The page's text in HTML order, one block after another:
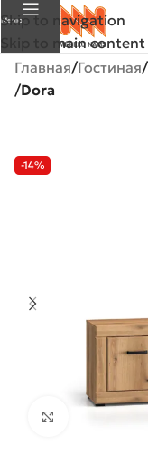
Skip to navigation
Skip to main content
Меню
Главная Гостиная
Dora
-14%